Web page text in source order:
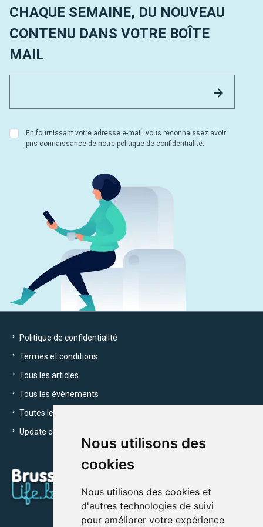
Nous utilisons des
cookies
Nous utilisons des cookies et
d'autres technologies de suivi
pour améliorer votre expérience
CHAQUE SEMAINE, DU NOUVEAU
CONTENU DANS VOTRE BOÎTE
MAIL
En fournissant votre adresse e-mail, vous reconnaissez avoir
pris connaissance de notre politique de confidentialité.
Politique de confidentialité
Termes et conditions
Tous les articles
Tous les évènements
Toutes les entreprises
Update cookies preferences